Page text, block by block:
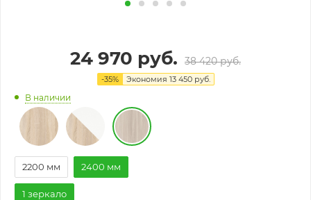
24 970 руб. 38 420руб.
-35% Экономия 13 450руб.
В наличии
2200 мм 2400 мм
1 зеркало